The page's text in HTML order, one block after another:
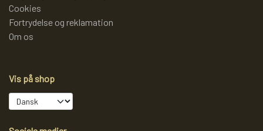
Cookies
Fortrydelse og reklamation
Om os
Vis på shop